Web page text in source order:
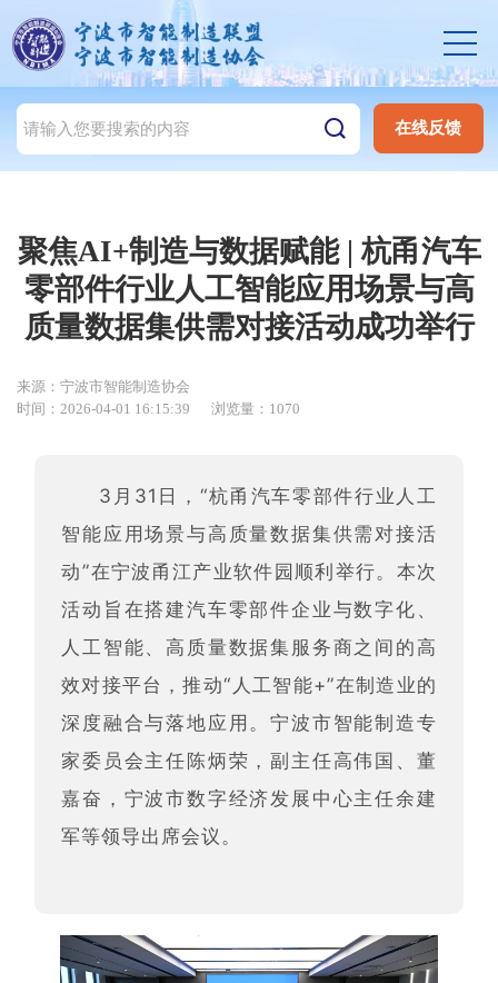
在线反馈
聚焦AI+制造与数据赋能 | 杭甬汽车
零部件行业人工智能应用场景与高
质量数据集供需对接活动成功举行
来源：宁波市智能制造协会
时间：2026-04-01 16:15:39
浏览量：1070
3月31日，“杭甬汽车零部件行业人工
智能应用场景与高质量数据集供需对接活
动”在宁波甬江产业软件园顺利举行。本次
活动旨在搭建汽车零部件企业与数字化、
人工智能、高质量数据集服务商之间的高
效对接平台，推动“人工智能+”在制造业的
深度融合与落地应用。宁波市智能制造专
家委员会主任陈炳荣，副主任高伟国、董
嘉奋， 宁波市数字经济发展中心主任余建
军等领导出席会议。